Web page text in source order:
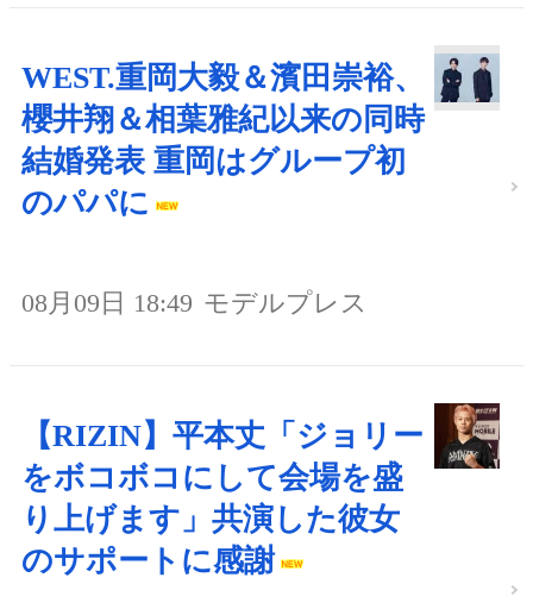
WEST.重岡大毅＆濱田崇裕、
櫻井翔＆相葉雅紀以来の同時
結婚発表 重岡はグループ初
のパパに
08月09日 18:49 モデルプレス
【RIZIN】平本丈「ジョリー
をボコボコにして会場を盛
り上げます」共演した彼女
のサポートに感謝